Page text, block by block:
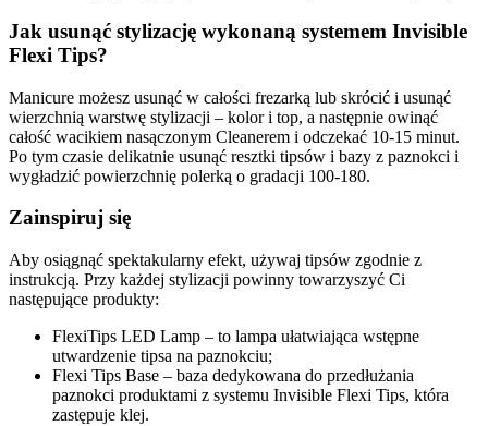
Jak usunąć stylizację wykonaną systemem Invisible
Flexi Tips?
Manicure możesz usunąć w całości frezarką lub skrócić i usunąć
wierzchnią warstwę stylizacji – kolor i top, a następnie owinąć
całość wacikiem nasączonym Cleanerem i odczekać 10-15 minut.
Po tym czasie delikatnie usunąć resztki tipsów i bazy z paznokci i
wygładzić powierzchnię polerką o gradacji 100-180.
Zainspiruj się
Aby osiągnąć spektakularny efekt, używaj tipsów zgodnie z
instrukcją. Przy każdej stylizacji powinny towarzyszyć Ci
następujące produkty:
FlexiTips LED Lamp – to lampa ułatwiająca wstępne
utwardzenie tipsa na paznokciu;
Flexi Tips Base – baza dedykowana do przedłużania
paznokci produktami z systemu Invisible Flexi Tips, która
zastępuje klej.